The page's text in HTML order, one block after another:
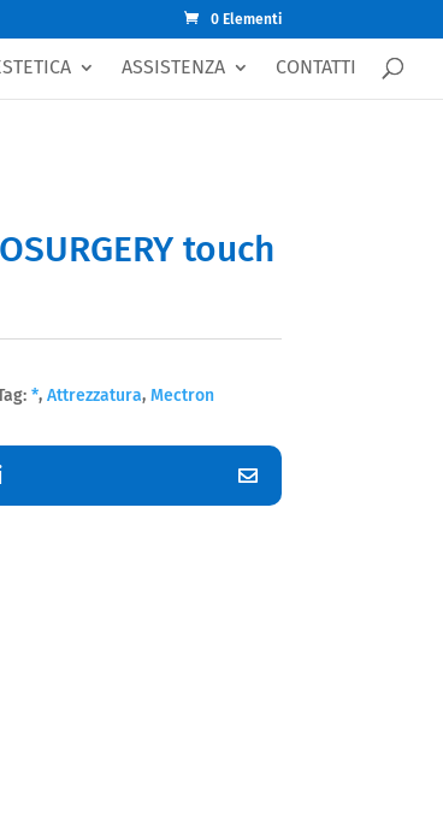
0 Elementi
ASSISTENZA CONTATTI
touch
*, Attrezzatura, Mectron